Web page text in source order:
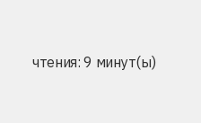
чтения: 9 минут(ы)